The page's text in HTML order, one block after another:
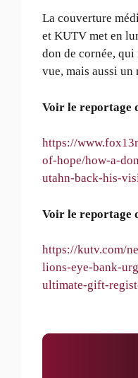
La couverture
et KUTV met en
don de cornée,
vue, mais aussi un
Voir le reportage
https://
of-hope/how-a-
utahn-back-his-
Voir le reportage
https://kutv.com/
lions-eye-bank-
ultimate-gift-